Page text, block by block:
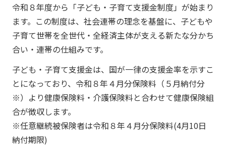
令和８年度から「子ども・子育て支援金制度」が始まり
ます。この制度は、社会連帯の理念を基盤に、子どもや
子育て世帯を全世代・全経済主体が支える新たな分かち
合い・連帯の仕組みです。
子ども・子育て支援金は、国が一律の支援金率を示すこ
とになっており、令和８年４月分保険料（５月納付分
※）より健康保険料・介護保険料と合わせて健康保険組
合が徴収します。
※任意継続被保険者は令和８年４月分保険料(4月10日
納付期限)